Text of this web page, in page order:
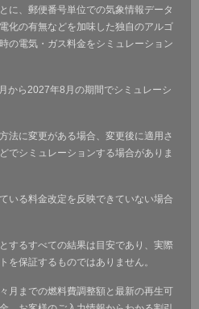
に、郵便番号単位での気象情報データ
化の有無などを加味した独自のアルゴ
の電気・ガス料金をシミュレーション
から2027年8月の期間でシミュレーシ
法に変更がある場合、変更後に適用さ
でシミュレーションする場合がありま
いる料金改定を反映できていない場合
するすべての結果は目安であり、実際
を保証するものではありません。
月までの燃料費調整額と最新の再生可